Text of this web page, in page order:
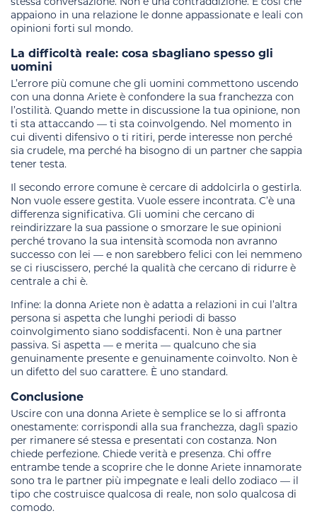
appaiono in una relazione le donne appassionate e leali con
opinioni forti sul mondo.
La difficoltà reale: cosa sbagliano spesso gli
uomini
L’errore più comune che gli uomini commettono uscendo
con una donna Ariete è confondere la sua franchezza con
l’ostilità. Quando mette in discussione la tua opinione, non
ti sta attaccando — ti sta coinvolgendo. Nel momento in
cui diventi difensivo o ti ritiri, perde interesse non perché
sia crudele, ma perché ha bisogno di un partner che sappia
tener testa.
Il secondo errore comune è cercare di addolcirla o gestirla.
Non vuole essere gestita. Vuole essere incontrata. C’è una
differenza significativa. Gli uomini che cercano di
reindirizzare la sua passione o smorzare le sue opinioni
perché trovano la sua intensità scomoda non avranno
successo con lei — e non sarebbero felici con lei nemmeno
se ci riuscissero, perché la qualità che cercano di ridurre è
centrale a chi è.
Infine: la donna Ariete non è adatta a relazioni in cui l’altra
persona si aspetta che lunghi periodi di basso
coinvolgimento siano soddisfacenti. Non è una partner
passiva. Si aspetta — e merita — qualcuno che sia
genuinamente presente e genuinamente coinvolto. Non è
un difetto del suo carattere. È uno standard.
Conclusione
Uscire con una donna Ariete è semplice se lo si affronta
onestamente: corrispondi alla sua franchezza, daglì spazio
per rimanere sé stessa e presentati con costanza. Non
chiede perfezione. Chiede verità e presenza. Chi offre
entrambe tende a scoprire che le donne Ariete innamorate
sono tra le partner più impegnate e leali dello zodiaco — il
tipo che costruisce qualcosa di reale, non solo qualcosa di
comodo.